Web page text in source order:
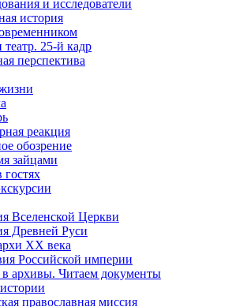
и исследователи
история
25-й кадр
перспектива
реакция
обозрение
зайцами
гостях
Вселенской Церкви
Древней Руси
XX века
Российской империи
архивы. Читаем документы
православная миссия